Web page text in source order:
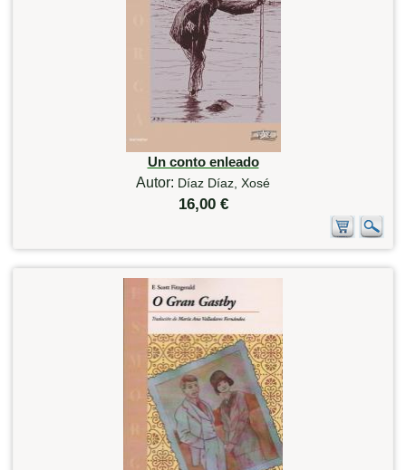
Un conto enleado
Autor: Díaz Díaz, Xosé
16,00 €